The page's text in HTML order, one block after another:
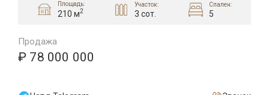
Площадь:
210 м2
Участок:
3 сот.
Спален:
5
Продажа
₽ 78 000 000